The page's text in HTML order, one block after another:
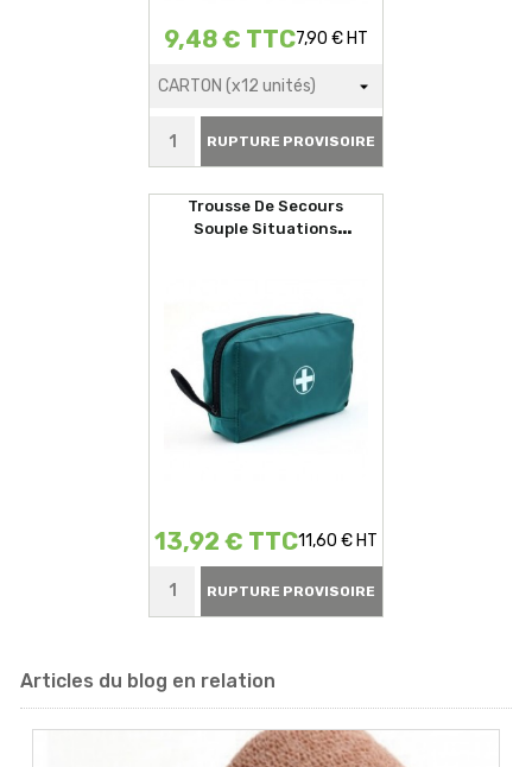
9,48 € TTC7,90 € HT
RUPTURE PROVISOIRE
Trousse De Secours
Souple Situations
13,92 € TTC11,60 € HT
RUPTURE PROVISOIRE
Articles du blog en relation